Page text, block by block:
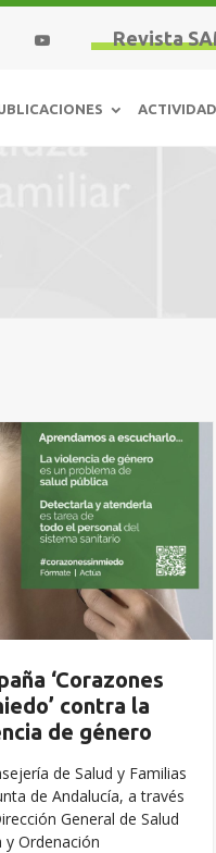
Revista
‘Corazones
contra la
de género
de Salud y Familias
de Andalucía, a través
General de Salud
y Ordenación